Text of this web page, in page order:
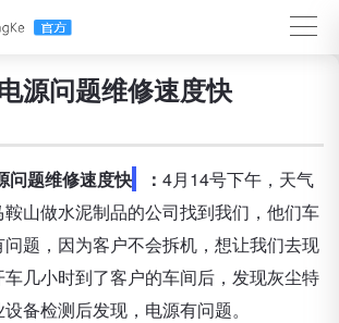
源问题维修速度快
问题维修速度快 ： 4月14号下午，天气
山做水泥制品的公司找到我们，他们车
题，因为客户不会拆机，想让我们去现
几小时到了客户的车间后，发现灰尘特
备检测后发现，电源有问题。